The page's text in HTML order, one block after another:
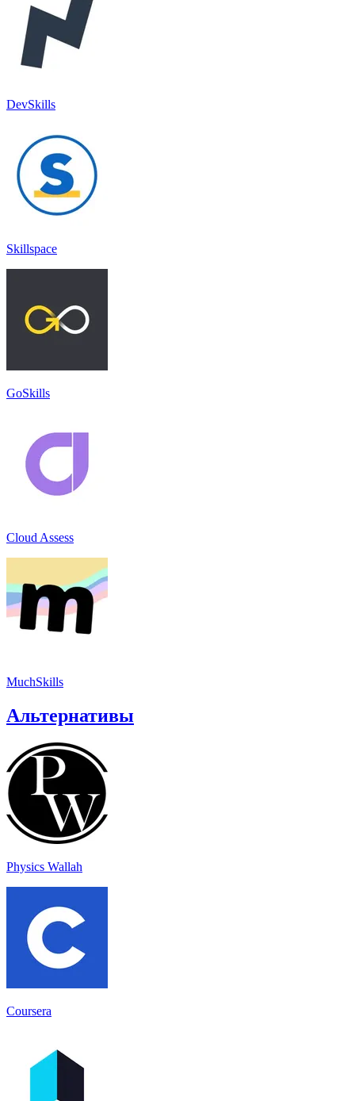
DevSkills
Skillspace
GoSkills
Cloud Assess
MuchSkills
Альтернативы
Physics Wallah
Coursera